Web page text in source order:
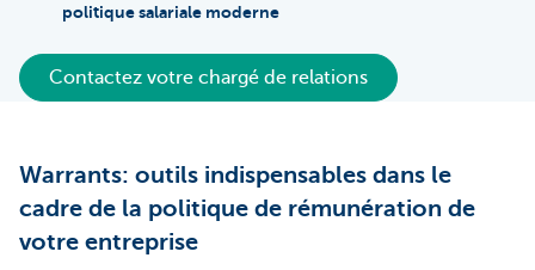
politique salariale moderne
Contactez votre chargé de relations
Warrants: outils indispensables dans le
cadre de la politique de rémunération de
votre entreprise